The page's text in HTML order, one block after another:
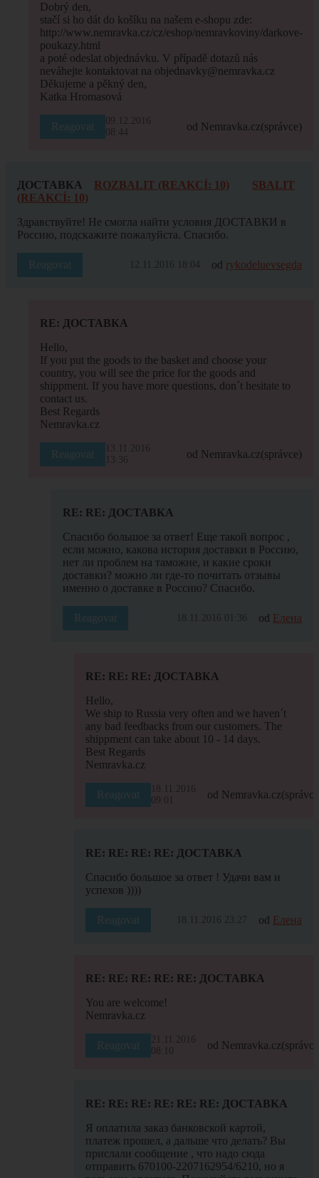
Dobrý den,
stačí si ho dát do košíku na našem e-shopu zde:
http://www.nemravka.cz/cz/eshop/nemravkoviny/darkove-
poukazy.html
a poté odeslat objednávku. V případě dotazů nás
neváhejte kontaktovat na objednavky@nemravka.cz
Děkujeme a pěkný den,
Katka Hromasová
Reagovat
09.12.2016
08:44
od Nemravka.cz(správce)
ДОСТАВКА ROZBALIT (REAKCÍ: 10)
SBALIT
(REAKCÍ: 10)
Здравствуйте! Не смогла найти условия ДОСТАВКИ в
Россию, подскажите пожалуйста. Спасибо.
Reagovat 12.11.2016 18:04 od rykodeluevsegda
RE: ДОСТАВКА
Hello,
If you put the goods to the basket and choose your
country, you will see the price for the goods and
shippment. If you have more questions, don´t hesitate to
contact us.
Best Regards
Nemravka.cz
Reagovat
13.11.2016
13:36
od Nemravka.cz(správce)
RE: RE: ДОСТАВКА
Спасибо большое за ответ! Еще такой вопрос ,
если можно, какова история доставки в Россию,
нет ли проблем на таможне, и какие сроки
доставки? можно ли где-то почитать отзывы
именно о доставке в Россию? Спасибо.
Reagovat 18.11.2016 01:36 od Елена
RE: RE: RE: ДОСТАВКА
Hello,
We ship to Russia very often and we haven´t
any bad feedbacks from our customers. The
shippment can take about 10 - 14 days.
Best Regards
Nemravka.cz
Reagovat
18.11.2016
09:01
od Nemravka.cz
RE: RE: RE: RE: ДОСТАВКА
Спасибо большое за ответ ! Удачи вам и
успехов ))))
Reagovat 18.11.2016 23:27 od Елена
RE: RE: RE: RE: RE: ДОСТАВКА
You are welcome!
Nemravka.cz
Reagovat
21.11.2016
08:10
od Nemravka.cz
RE: RE: RE: RE: RE: RE: ДОСТАВКА
Я оплатила заказ банковской картой,
платеж прошел, а дальше что делать? Вы
прислали сообщение , что надо сюда
отправить 670100-2207162954/6210, но я